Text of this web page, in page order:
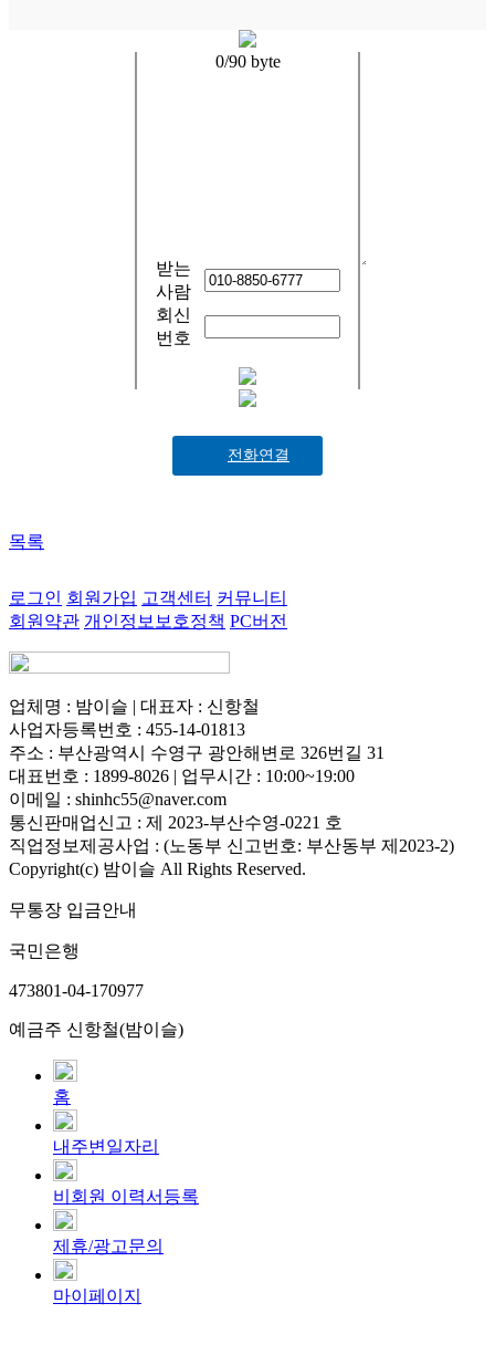
0/90 byte
받는
사람
회신
번호
전화연결
목록
로그인 회원가입 고객센터 커뮤니티
회원약관 개인정보보호정책 PC버전
업체명 : 밤이슬 | 대표자 : 신항철
사업자등록번호 : 455-14-01813
주소 : 부산광역시 수영구 광안해변로 326번길 31
대표번호 : 1899-8026 | 업무시간 : 10:00~19:00
이메일 : shinhc55@naver.com
통신판매업신고 : 제 2023-부산수영-0221 호
직업정보제공사업 : (노동부 신고번호: 부산동부 제2023-2)
Copyright(c) 밤이슬 All Rights Reserved.
무통장 입금안내
국민은행
473801-04-170977
예금주 신항철(밤이슬)
홈
내주변일자리
비회원 이력서등록
제휴/광고문의
마이페이지